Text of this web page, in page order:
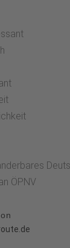
ÖPNV